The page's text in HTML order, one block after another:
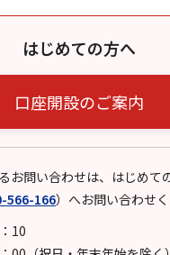
はじめての方へ
口座開設のご案内
お問い合わせは、はじめて
566-166） へお問い合わせく
10